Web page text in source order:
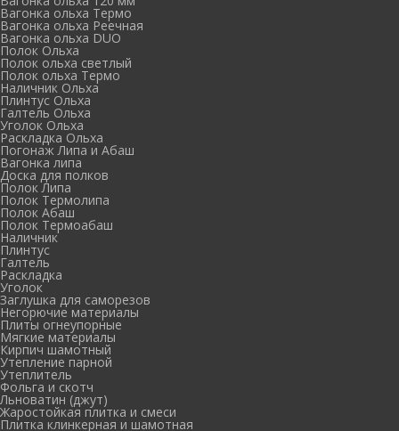
Вагонка ольха Термо
Вагонка ольха Реечная
Вагонка ольха DUO
Полок Ольха
Полок ольха светлый
Полок ольха Термо
Наличник Ольха
Плинтус Ольха
Галтель Ольха
Уголок Ольха
Раскладка Ольха
Погонаж Липа и Абаш
Вагонка липа
Доска для полков
Полок Липа
Полок Термолипа
Полок Абаш
Полок Термоабаш
Наличник
Плинтус
Галтель
Раскладка
Уголок
Заглушка для саморезов
Негорючие материалы
Плиты огнеупорные
Мягкие материалы
Кирпич шамотный
Утепление парной
Утеплитель
Фольга и скотч
Льноватин (джут)
Жаростойкая плитка и смеси
Плитка клинкерная и шамотная